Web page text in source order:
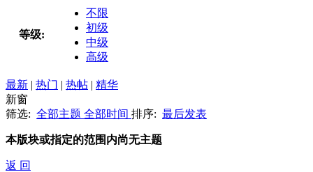
等级:
不限
初级
中级
高级
最新 | 热门 | 热帖 | 精华
新窗
筛选: 全部主题 全部时间 排序: 最后发表
本版块或指定的范围内尚无主题
返 回